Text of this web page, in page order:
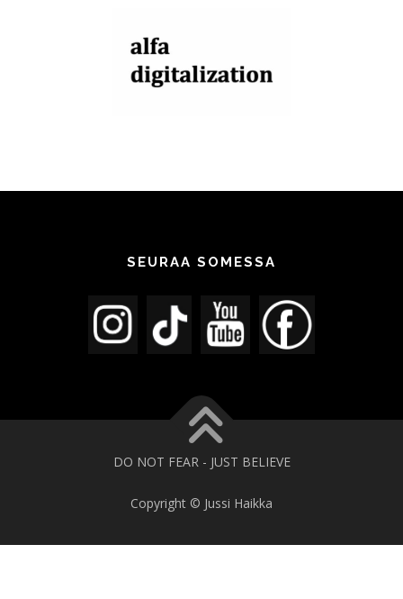
SEURAA SOMESSA
DO NOT FEAR - JUST BELIEVE
Copyright © Jussi Haikka